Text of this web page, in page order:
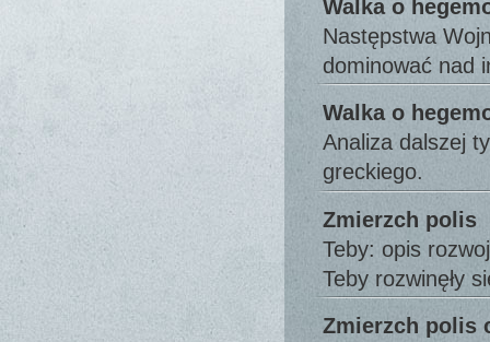
Walka o
Następstwa
dominować nad
Walka o
Analiza dalszej
greckiego.
Zmierzch polis
Teby: opis
Teby rozwinęły
Zmierzch polis